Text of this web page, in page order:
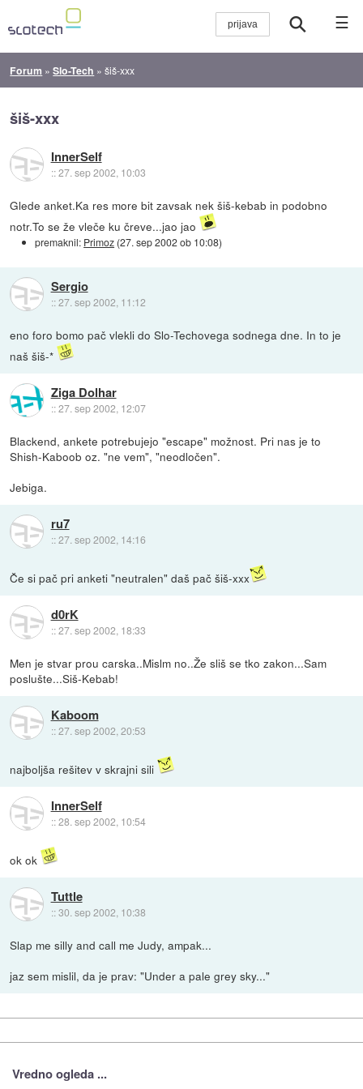
☰
Forum »Slo-Tech »šiš-xxx
šiš-xxx
InnerSelf
::27. sep 2002, 10:03
Glede anket.Ka res more bit zavsak nek šiš-kebab in podobno
notr.To se že vleče ku čreve...jao jao
premaknil: Primoz (27. sep 2002 ob 10:08)
Sergio
::27. sep 2002, 11:12
eno foro bomo pač vlekli do Slo-Techovega sodnega dne. In to je
naš šiš-*
Ziga Dolhar
::27. sep 2002, 12:07
Blackend, ankete potrebujejo "escape" možnost. Pri nas je to
Shish-Kaboob oz. "ne vem", "neodločen".
Jebiga.
ru7
::27. sep 2002, 14:16
Če si pač pri anketi "neutralen" daš pač šiš-xxx
d0rK
::27. sep 2002, 18:33
Men je stvar prou carska..Mislm no..Že sliš se tko zakon...Sam
poslušte...Siš-Kebab!
Kaboom
::27. sep 2002, 20:53
najboljša rešitev v skrajni sili
InnerSelf
::28. sep 2002, 10:54
ok ok
Tuttle
::30. sep 2002, 10:38
Slap me silly and call me Judy, ampak...
jaz sem mislil, da je prav: "Under a pale grey sky..."
Vredno ogleda ...